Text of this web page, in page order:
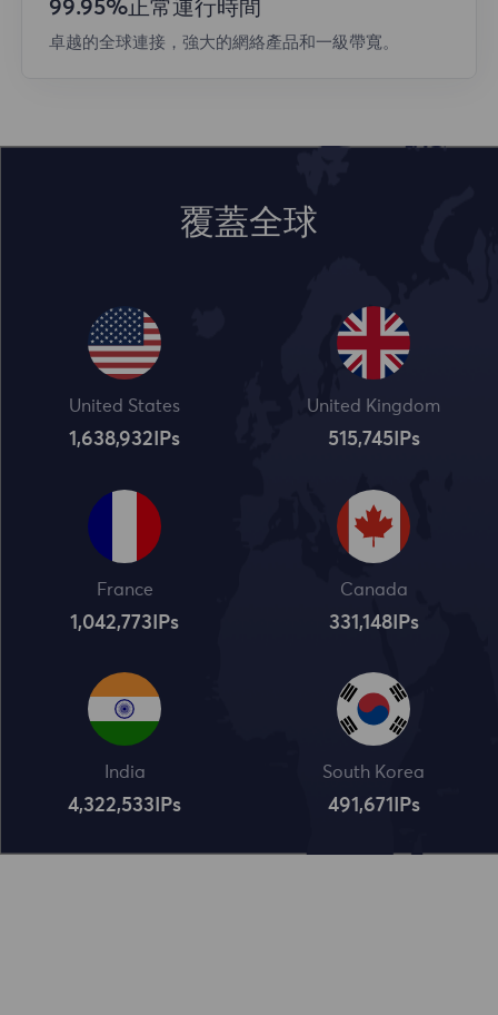
99.95%正常運行時間
卓越的全球連接，強大的網絡產品和一級帶寬。
覆蓋全球
United States
1,638,932 IPs
United Kingdom
515,745IPs
France
1,042,773 IPs
Canada
331,148IPs
India
4,322,534 IPs
South Korea
491,672 IPs